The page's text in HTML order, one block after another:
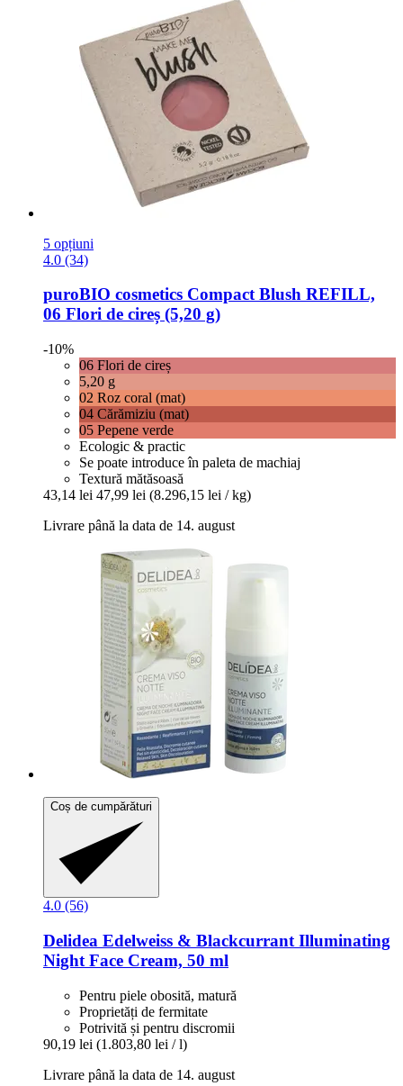
5 opțiuni
4.0 (34)
puroBIO cosmetics Compact Blush REFILL,
06 Flori de cireș (5,20 g)
-10%
06 Flori de cireș
5,20 g
02 Roz coral (mat)
04 Cărămiziu (mat)
05 Pepene verde
Ecologic & practic
Se poate introduce în paleta de machiaj
Textură mătăsoasă
43,14 lei 47,99 lei (8.296,15 lei / kg)
Livrare până la data de 14. august
Coș de cumpărături
4.0 (56)
Delidea Edelweiss & Blackcurrant Illuminating
Night Face Cream, 50 ml
Pentru piele obosită, matură
Proprietăți de fermitate
Potrivită și pentru discromii
90,19 lei (1.803,80 lei / l)
Livrare până la data de 14. august